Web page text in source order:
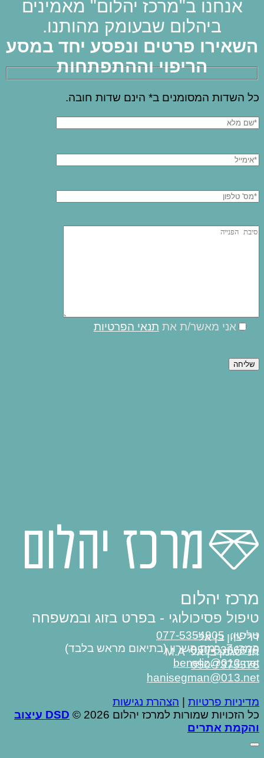
אנחנו ב"מרכז יהלום" מאמינים
ביהלום שבעומק מהותנו.
השאירו פרטים ונפסע יחד במסע
הריפוי וההתפתחות
כל השדות המסומנים ב* הינם שדות חובה.
אני מאשר/ת את תנאי הפרטיות
מרכז יהלום
טיפול פסיכולוגי - בפרט בזוג ובמשפחה
טלפון: 077-5354805
המרי 7, רמת השרון (בתיאום מראש בלבד)
דר' ציון בן אלי
050-5386679
beneliz@013.net
חני סגמן בן אלי M.A
050-7375576
hanisegman@013.net
מדיניות פרטיות
הצהרת נגישות
כל הזכויות שמורות למרכז יהלום 2026 ©
DSD עיצוב
והקמת אתרים